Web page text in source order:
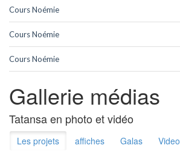
Cours Noémie
Cours Noémie
Cours Noémie
Gallerie médias
Tatansa en photo et vidéo
Les projets affiches Galas Video